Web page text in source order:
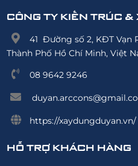
CÔNG TY KIẾN TRÚC &
41 Đường số 2, KĐT Vạn
Thành Phố Hồ Chí Minh, Việt
08 9642 9246
https://xaydungduyan.vn/
HỖ TRỢ KHÁCH HÀNG